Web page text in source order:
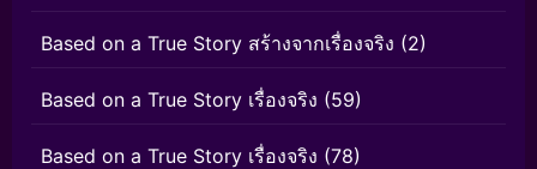
Based on a True Story สร้างจากเรื่องจริง (2)
Based on a True Story เรื่องจริง (59)
Based on a True Story เรื่องจริง (78)